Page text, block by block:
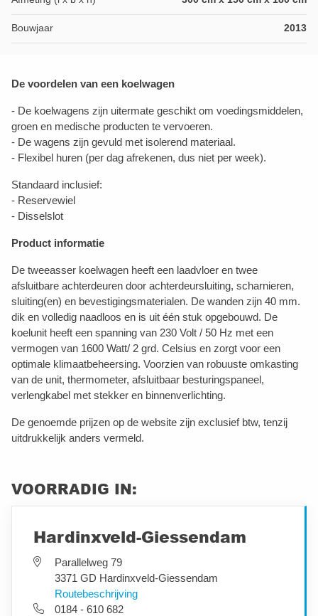
Bouwjaar 2013
De voordelen van een koelwagen
- De koelwagens zijn uitermate geschikt om voedingsmiddelen,
groen en medische producten te vervoeren.
- De wagens zijn gevuld met isolerend materiaal.
- Flexibel huren (per dag afrekenen, dus niet per week).
Standaard inclusief:
- Reservewiel
- Disselslot
Product informatie
De tweeasser koelwagen heeft een laadvloer en twee
afsluitbare achterdeuren door achterdeursluiting, scharnieren,
sluiting(en) en bevestigingsmaterialen. De wanden zijn 40 mm.
dik en volledig naadloos en is uit één stuk opgebouwd. De
koelunit heeft een spanning van 230 Volt / 50 Hz met een
vermogen van 1600 Watt/ 2 grd. Celsius en zorgt voor een
optimale klimaatbeheersing. Voorzien van robuuste omkasting
van de unit, thermometer, afsluitbaar besturingspaneel,
verlengkabel met stekker en binnenverlichting.
De genoemde prijzen op de website zijn exclusief btw, tenzij
uitdrukkelijk anders vermeld.
VOORRADIG IN:
Hardinxveld-Giessendam
Parallelweg 79
3371 GD Hardinxveld-Giessendam
Routebeschrijving
0184 - 610 682